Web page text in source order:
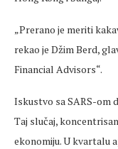
„Prerano je meriti
rekao je Džim Berd,
Financial Advisors“.
Iskustvo sa SARS-om
Taj slučaj,
ekonomiju. U kvartalu